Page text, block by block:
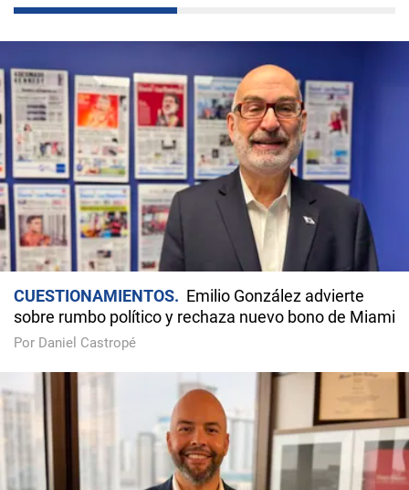
CUESTIONAMIENTOS
Emilio González advierte
sobre rumbo político y rechaza nuevo bono de Miami
Por Daniel Castropé